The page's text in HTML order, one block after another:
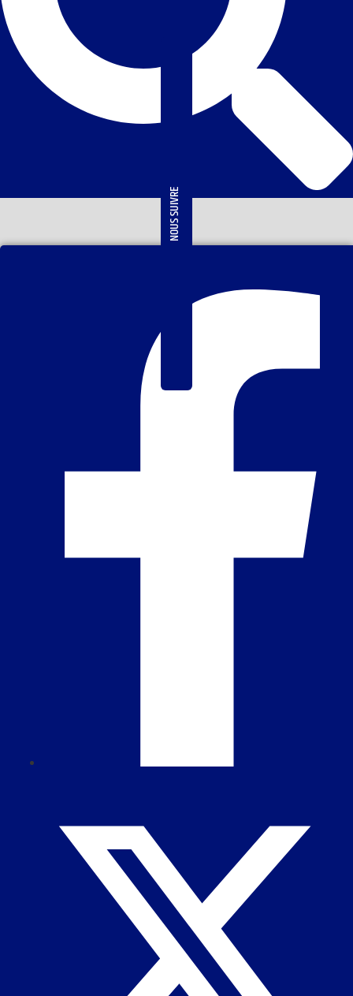
NOUS SUIVRE